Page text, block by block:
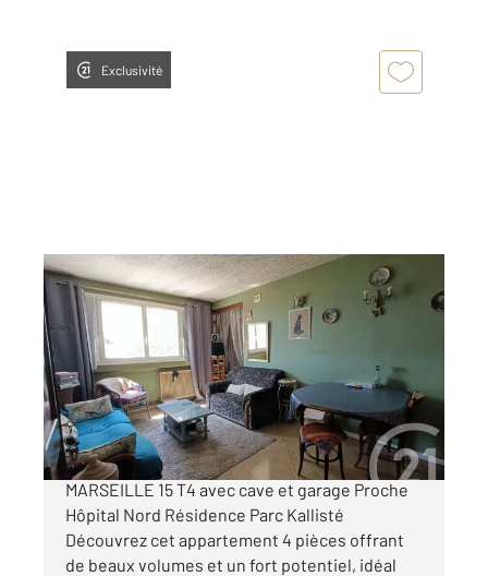
Exclusivité
MARSEILLE 13015
63 m2, 4 pièces
Ref : 12166
Appartement F4 à vendre
56 000 €
EXCLUSIVEMENT CHEZ CENTURY 21
MARSEILLE 15 T4 avec cave et garage Proche
Hôpital Nord Résidence Parc Kallisté
Découvrez cet appartement 4 pièces offrant
de beaux volumes et un fort potentiel, idéal